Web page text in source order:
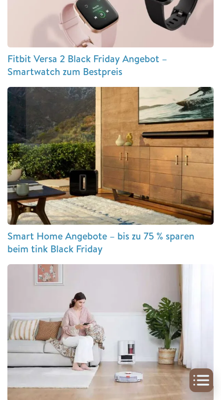
Fitbit Versa 2 Black Friday Angebot –
Smartwatch zum Bestpreis
Smart Home Angebote – bis zu 75 % sparen
beim tink Black Friday